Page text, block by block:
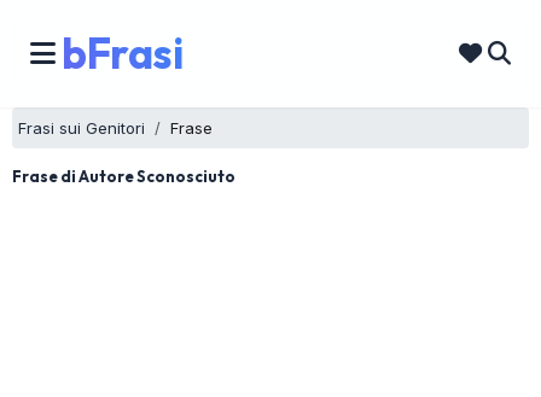
bFrasi
Frasi sui Genitori Frase
Frase di Autore Sconosciuto